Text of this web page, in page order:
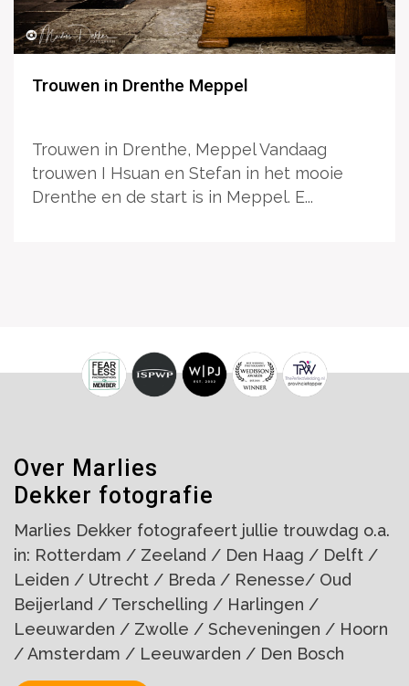
Trouwen in Drenthe Meppel
Trouwen in Drenthe, Meppel Vandaag
trouwen I Hsuan en Stefan in het mooie
Drenthe en de start is in Meppel. E...
Over Marlies
Dekker fotografie
Marlies Dekker fotografeert jullie trouwdag o.a.
in: Rotterdam / Zeeland / Den Haag / Delft /
Leiden / Utrecht / Breda / Renesse/ Oud
Beijerland / Terschelling / Harlingen /
Leeuwarden / Zwolle / Scheveningen / Hoorn
/ Amsterdam / Leeuwarden / Den Bosch